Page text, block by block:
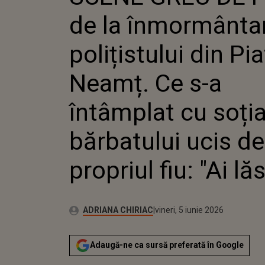
PIATRA-
LĂSAT..."
de la
polițistului din
Neamț. Ce s-a
întâmplat cu soția
bărbatului ucis de
propriul fiu: "Ai
Autor:ADRIANA CHIRIACPublicat:
vineri, 5 iunie 2026
Actualizat:
vineri, 5 iunie 2026
Adaugă-ne ca sursă preferată în Google